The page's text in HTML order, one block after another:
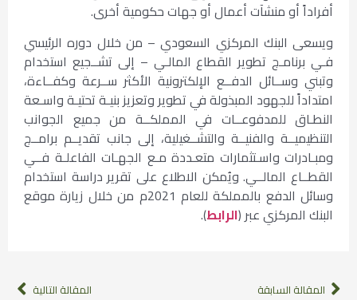
أفراداً أو منشآت أعمال أو جهات حكومية أخرى.
ويسعى البنك المركزي السعودي – من خلال دوره الرئيسي
فـي برنامـج تطوير القطاع المالـي – إلى تشــجيع استخدام
وتبني وســائل الدفــع الإلكترونية الأكثر ســرعة وكفــاءة،
امتداداً للجهود المبذولة في تطوير وتعزيز بنيـة تحتيـة واسـعة
النطـاق للمدفوعــات في المملكــة من جميع الجوانب
التنظيميــة والفنيــة والتشــغيلية، إلى جانب تقديــم برامــج
ومبـادرات واسـتثمارات متعـددة مـع الجهـات الفاعلـة فــي
القطــاع المالــي. ويُمكن الاطلاع على تقرير دراسة استخدام
وسائل الدفع بالمملكة للعام 2021م من خلال زيارة موقع
البنك المركزي عبر (الرابط).
المقالة السابقة المقالة التالية